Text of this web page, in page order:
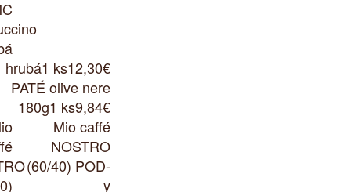
hrubá1 ks12,30€
PATÉ olive nere
180g1 ks9,84€
Mio caffé
NOSTRO
(60/40) POD-
y